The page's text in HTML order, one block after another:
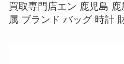
買取専門店エン 鹿児島
属 ブランド バッグ 時計